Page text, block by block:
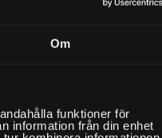
Om
funktioner för
information från din enhet
är giltigt i Sverige